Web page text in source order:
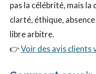
pas la célébrité, mais la
clarté, éthique,
libre arbitre.
👉Voir des avis clients